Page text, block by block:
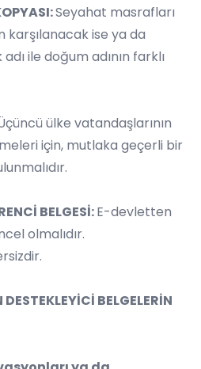
Seyahat masrafları
ise ya da
ile doğum adının farklı
ülke vatandaşlarının
için, mutlaka geçerli bir
BELGESİ:E-devletten
olmalıdır.
BELGELERİN